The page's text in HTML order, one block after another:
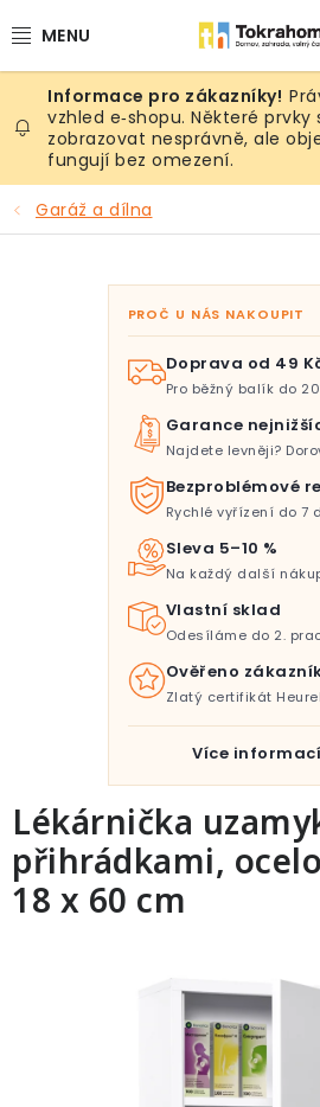
na
Výrobky
Místnosti
Venkovní prostory
Sezóna & Volný čas
vzhled e‑shopu. Některé prvky
zobrazovat nesprávně, ale
fungují bez omezení.
Garáž a dílna
Lékárnička
přihrádkami,
18 x 60 cm
PROČ U NÁS NAKOUPIT
Doprava od 49
Pro běžný balík do
Garance
Najdete levněji?
Bezproblémové
Rychlé vyřízení do 7
Sleva 5–10 %
Na každý další
Vlastní sklad
Odesíláme do 2.
Ověřeno
Zlatý certifikát
Více informací